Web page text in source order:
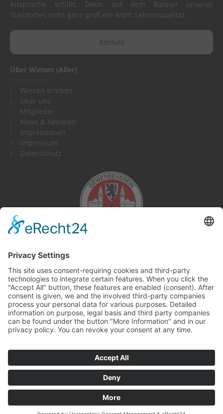
Ansprüche erfüllt. Denn auf dem Banner unseres
Standortes steht ganz groß ein Wort: Lebensqualität.
Kontakt
Über Winsen (Aller)
Winsen erleben
Über uns
Mitglieder
News & Aktionen
Impressionen
Impressum
Datenschutz
This site uses consent-requiring cookies and third-party
technologies to integrate certain features. When you click the
"Accept All" button, these features are enabled (consent).
After consent is given, we and the involved third-party
companies process your personal data for various purposes.
Detailed information on purpose, legal basis and third party
companies can be found under the button "More Information"
time.
ACCEPT